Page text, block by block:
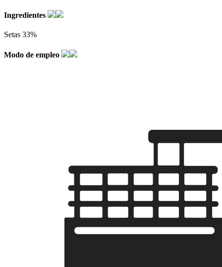
Ingredientes
Setas 33%
Modo de empleo